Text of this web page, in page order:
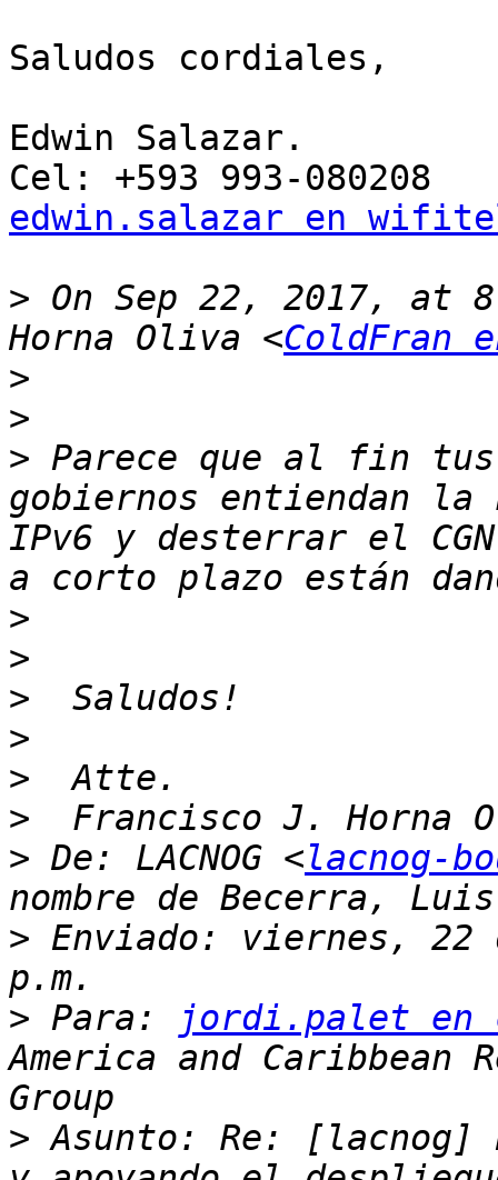
Saludos cordiales,
Edwin Salazar.
edwin.salazar en
> On Sep 22, 2017, at
Horna Oliva <ColdFran
>
>
> Parece que al fin
gobiernos entiendan la
IPv6 y desterrar el
>
>
>
>
>
>
> De: LACNOG <lacnog-
nombre de Becerra,
> Enviado: viernes, 22
> Para:
jordi.palet en
America and Caribbean
> Asunto: Re: [lacnog]